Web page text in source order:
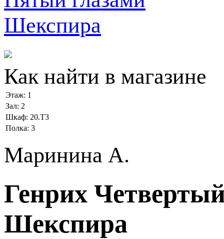
Как найти в магазине
Этаж: 1
Зал: 2
Шкаф: 20.Т3
Полка: 3
Маринина А.
Генрих
Шекспира